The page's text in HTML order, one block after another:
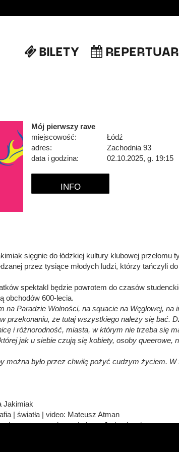
BILETY REPERTUAR
Mój pierwszy rave
miejscowość:
Łódź
adres:
Zachodnia 93
data i godzina:
02.10.2025, g. 19:15
INFO
sięgnie do łódzkiej kultury klubowej
przez tysiące młodych ludzi, którzy tańczyli
spektakl będzie powrotem do czasów
obchodów 600-lecia.
na Paradzie Wolności, na squacie na Węglowej,
przekonaniu, że tutaj wszystkiego należy się bać.
i różnorodność, miasta, w którym nie trzeba się
jak u siebie czują się kobiety, osoby
można było przez chwilę pożyć cudzym życiem.
Jakimiak
| światła | video: Mateusz Atman
występu na żywo: Łukasz Jędrzejczak